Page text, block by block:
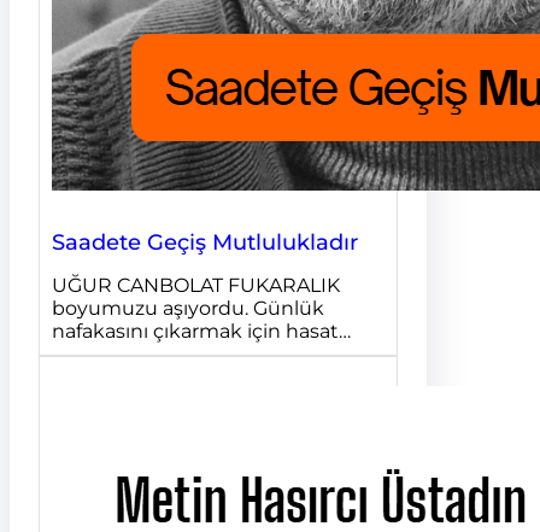
Saadete Geçiş Mutlulukladır
UĞUR CANBOLAT FUKARALIK
boyumuzu aşıyordu. Günlük
nafakasını çıkarmak için hasat…